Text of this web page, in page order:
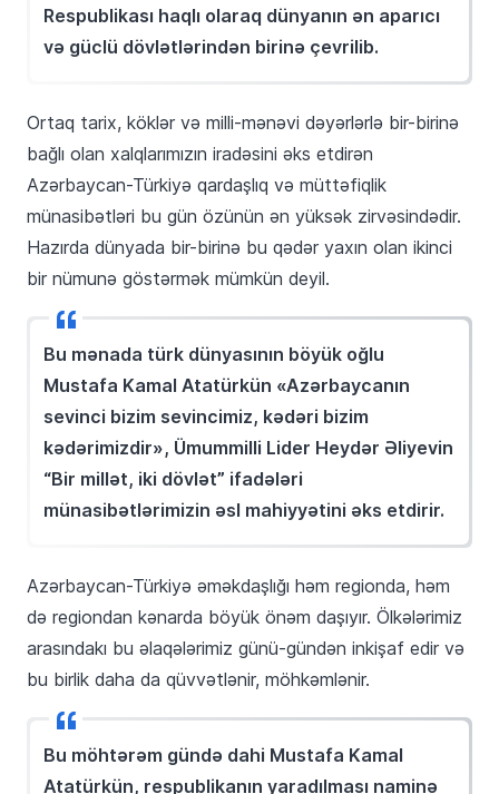
Respublikası haqlı olaraq dünyanın ən aparıcı
və güclü dövlətlərindən birinə çevrilib.
Ortaq tarix, köklər və milli-mənəvi dəyərlərlə bir-birinə
bağlı olan xalqlarımızın iradəsini əks etdirən
Azərbaycan-Türkiyə qardaşlıq və müttəfiqlik
münasibətləri bu gün özünün ən yüksək zirvəsindədir.
Hazırda dünyada bir-birinə bu qədər yaxın olan ikinci
bir nümunə göstərmək mümkün deyil.
Bu mənada türk dünyasının böyük oğlu
Mustafa Kamal Atatürkün «Azərbaycanın
sevinci bizim sevincimiz, kədəri bizim
kədərimizdir», Ümummilli Lider Heydər Əliyevin
“Bir millət, iki dövlət” ifadələri
münasibətlərimizin əsl mahiyyətini əks etdirir.
Azərbaycan-Türkiyə əməkdaşlığı həm regionda, həm
də regiondan kənarda böyük önəm daşıyır. Ölkələrimiz
arasındakı bu əlaqələrimiz günü-gündən inkişaf edir və
bu birlik daha da qüvvətlənir, möhkəmlənir.
Bu möhtərəm gündə dahi Mustafa Kamal
Atatürkün, respublikanın yaradılması naminə